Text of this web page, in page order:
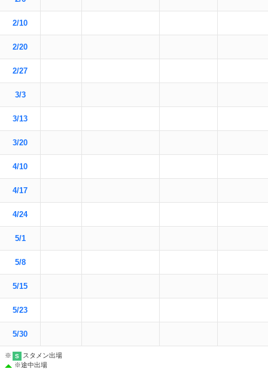
2/10
2/20
2/27
3/3
3/13
3/20
4/10
4/17
4/24
5/1
5/8
5/15
5/23
5/30
※ S
スタメン出場
※途中出場